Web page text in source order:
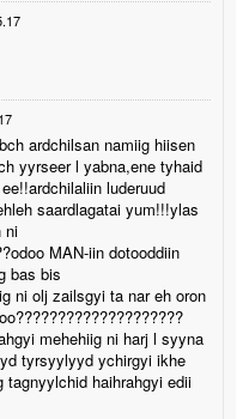
ardchilsan namiig hiisen
yyrseer l yabna,ene tyhaid
luderuud
saardlagatai yum!!!ylas
ni
MAN-iin dotooddiin
bas bis
ni olj zailsgyi ta nar eh oron
mehehiig ni harj l syyna
tyrsyylyyd ychirgyi ikhe
tagnyylchid haihrahgyi edii